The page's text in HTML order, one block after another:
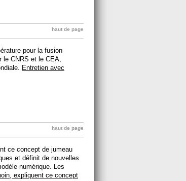
haut de page
pour la fusion
CNRS et le CEA,
Entretien avec
haut de page
ce concept de jumeau
et définit de nouvelles
numérique. Les
expliquent ce concept